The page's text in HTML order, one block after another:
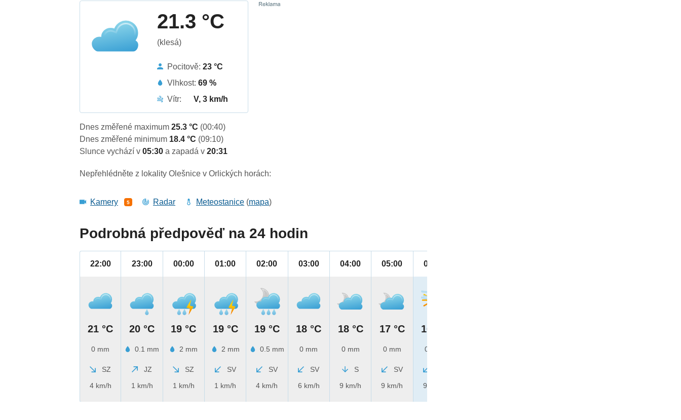
21.3 °C
(klesá)
Pocitově:23 °C
Vlhkost:69 %
Vítr:
V, 3 km/h
Dnes změřené maximum25.3 °C (00:40)
Dnes změřené minimum 18.4 °C (09:10)
Slunce vychází v05:30a zapadá v20:31
Nepřehlédněte z lokality Olešnice v Orlických horách:
Kamery 5 Radar Meteostanice (mapa)
Podrobná předpověď na 24 hodin
22:00
21 °C
0 mm
SZ
4 km/h
23:00
20 °C
0.1 mm
JZ
1 km/h
00:00
19 °C
2 mm
SZ
1 km/h
01:00
19 °C
2 mm
SV
1 km/h
02:00
19 °C
0.5 mm
SV
4 km/h
03:00
18 °C
0 mm
SV
6 km/h
04:00
18 °C
0 mm
S
9 km/h
05:00
17 °C
0 mm
SV
9 km/h
06:00
16 °C
0 mm
9 km/h